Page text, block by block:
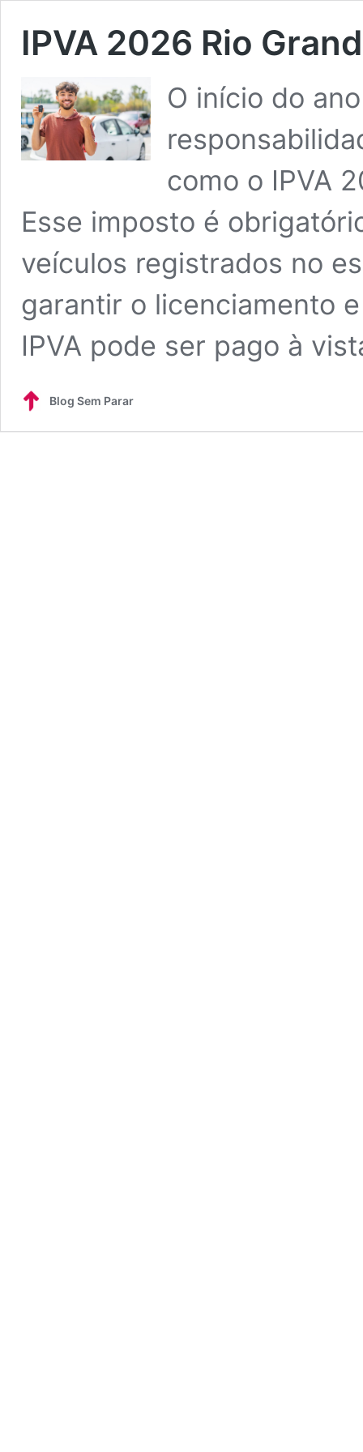
IPVA 2026 Rio
O início do
como o IPVA
Esse imposto é
veículos registrados no
garantir o licenciamento
IPVA pode ser pago à
Blog Sem Parar